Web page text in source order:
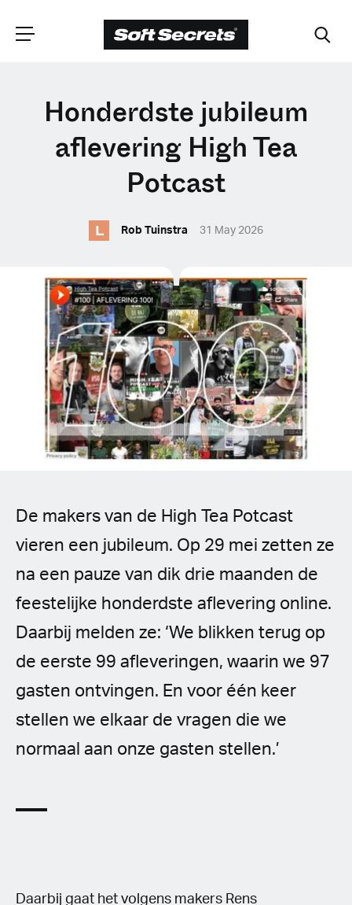
CHOOSE YOUR
LANGUAGE
English (United Kingdom)
English (United States)
Spanish (Spain)
Spanish (Latin America)
German
French
Czech
Honderdste jubileum
aflevering High Tea
Potcast
L Rob Tuinstra 31 May 2026
De makers van de High Tea Potcast
vieren een jubileum. Op 29 mei zetten ze
na een pauze van dik drie maanden de
feestelijke honderdste aflevering online.
Daarbij melden ze: ‘We blikken terug op
de eerste 99 afleveringen, waarin we 97
gasten ontvingen. En voor één keer
stellen we elkaar de vragen die we
normaal aan onze gasten stellen.’
Daarbij gaat het volgens makers Rens